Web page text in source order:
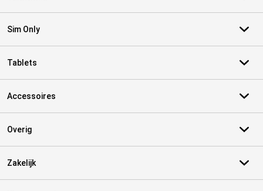
Sim Only
Tablets
Accessoires
Overig
Zakelijk